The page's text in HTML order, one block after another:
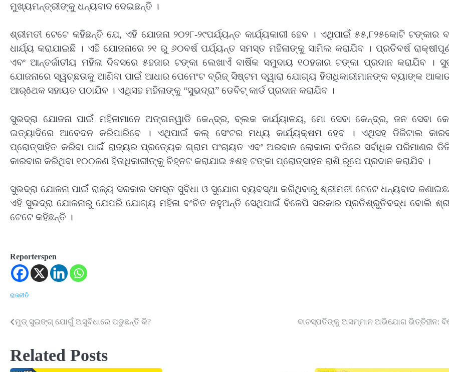
ମୁଖ୍ୟମନ୍ତ୍ରୀଙ୍କୁ ଧନ୍ୟବାଦ ଦେଇଛନ୍ତି ।
ଶ୍ରୀମତୀ ଟେଟେ କହିଛନ୍ତି ଯେ, ଏହି ଯୋଜନା ୨୦୨୮-୨୯ପର୍ଯ୍ୟନ୍ତ କାର୍ଯ୍ୟକାରୀ ହେବ । ଏଥିପାଇଁ ୫୫,୮୨୫କୋଟି ଟଙ୍କାର
ଧାର୍ଯ୍ୟ କରାଯାଇଛି । ଏହି ଯୋଜନାରେ ୨୧ ରୁ ୬୦ବର୍ଷ ପର୍ଯ୍ୟନ୍ତ ସମସ୍ତ ମହିଳାଙ୍କୁ ସାମିଲ କରାଯିବ । ପ୍ରତିବର୍ଷ
ଏବଂ ଆନ୍ତର୍ଜାତୀୟ ମହିଳା ଦିବସରେ ୫ହଜାର ଟଙ୍କା ଲେଖାଏଁ ବାର୍ଷିକ ସମୁଦାୟ ୧୦ହଜାର ଟଙ୍କା ପ୍ରଦାନ କରାଯିବ ।
ଯୋଜନାରେ ସ୍ୱଚ୍ଛତାକୁ ଆଣିବା ପାଇଁ ଆଧାର ପେମେଂଟ ବ୍ରିଜ୍ ସିଷ୍ଟମ ଦ୍ୱାରା ଯୋଗ୍ୟ ହିତାଧିକାରୀମାନଙ୍କ ବ୍ୟାଙ୍କ
ଆର୍ôଥକ ସହାୟତ ପଠାଯିବ । ଏଥିସହ ମହିଳାଙ୍କୁ “ସୁଭଦ୍ରା” ଡେବିଟ୍ କାର୍ଡ ପ୍ରଦାନ କରାଯିବ ।
ସୁଭଦ୍ରା ଯୋଜନା ପାଇଁ ମହିଳାମାନେ ଅଙ୍ଗନୱାଡି କେନ୍ଦ୍ର, ବ୍ଲକ କାର୍ଯ୍ୟାଳୟ, ମୋ ସେବା କେନ୍ଦ୍ର, ଜନ ସେବା
ଇତ୍ୟାଦିରେ ଆବେଦନ କରିପାରିବେ । ଏଥିପାଇଁ କଲ୍ ସେଂଟର ମଧ୍ୟ କାର୍ଯ୍ୟକ୍ଷମ ହେବ । ଏଥିସହ ଡିଜିଟାଲ
ପ୍ରୋତ୍ସାହିତ କରିବା ପାଇଁଁ ରାଜ୍ୟର ପ୍ରତ୍ୟେକ ଗ୍ରାମ ପଂଚାୟତ ଏବଂ ଅରବାନ ଲୋକାଲ ବଡିରେ ସର୍ବାଧିକ ପରିମାଣର
କାରବାର କରିଥିବା ୧୦୦ଜଣ ହିତାଧିକାରୀଙ୍କୁ ଚିହ୍ନଟ କରାଯାଇ ୫ଶହ ଟଙ୍କା ପ୍ରୋତ୍ସାହନ ରାଶି ରୂପେ ପ୍ରଦାନ କରାଯିବ ।
ସୁଭଦ୍ରା ଯୋଜନା ପାଇଁ ରାଜ୍ୟ ସରକାର ସମସ୍ତ ସୁବିଧା ଓ ସୁଯୋଗ ବ୍ୟବସ୍ଥା କରିଥିବାରୁ ଶ୍ରୀମତୀ ଟେଟେ ଧନ୍ୟବାଦ
ଏହି ସୁଭଦ୍ରା ଯୋଜନାରୁ ଯେପରି ଯୋଗ୍ୟ ମହିଳା ବଂଚିତ ନହୁଅନ୍ତି ସେଥିପାଇଁ ବିଜେପି ସରକାର ପ୍ରତିଶ୍ରୁତିବଦ୍ଧ ବୋଲି
ଟେଟେ କହିଛନ୍ତି ।
Reporterspen
ରାଜନୀତି
Post
ମୁଡ୍ ସୁଇଙ୍ଗ୍ ଯୋଗୁଁ ଅସୁବିଧାରେ ପଡୁଛନ୍ତି କି? ବାଚସ୍ପତିଙ୍କୁ ଅସମ୍ମାନ ଅଭିଯୋଗ ଭିତ୍ତିହୀନ:
Related Posts